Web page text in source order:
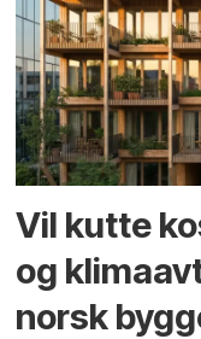
Vil kutte
og
norsk